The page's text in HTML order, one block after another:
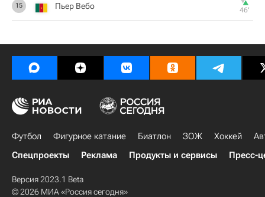
15 Пьер Вебо 46‎’‎
Футбол Фигурное катание Биатлон ЗОЖ Хоккей
Спецпроекты
Реклама Продукты и сервисы Пресс-
Версия 2023.1 Beta
© 2026 МИА «Россия сегодня»